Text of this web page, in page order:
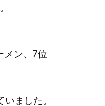
メン、7位
ました。